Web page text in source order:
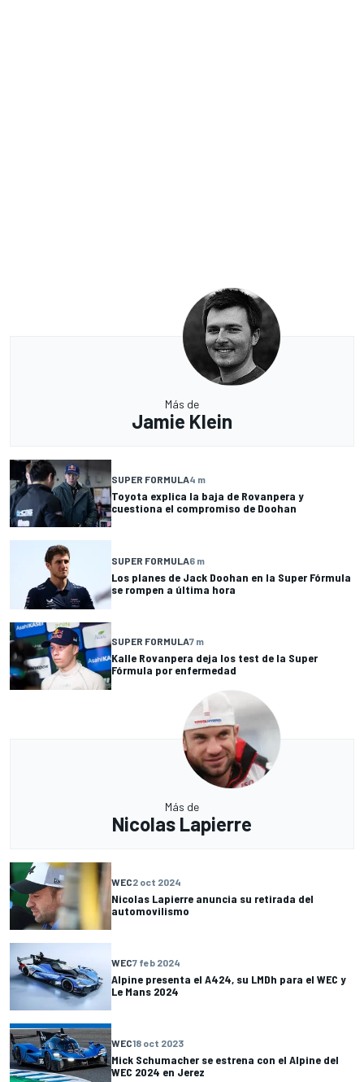
Más de
Jamie Klein
SUPER FORMULA4 m
Toyota explica la baja de Rovanpera y
cuestiona el compromiso de Doohan
SUPER FORMULA6 m
Los planes de Jack Doohan en la Super Fórmula
se rompen a última hora
SUPER FORMULA7 m
Kalle Rovanpera deja los test de la Super
Fórmula por enfermedad
Más de
Nicolas Lapierre
WEC2 oct 2024
Nicolas Lapierre anuncia su retirada del
automovilismo
WEC7 feb 2024
Alpine presenta el A424, su LMDh para el WEC y
Le Mans 2024
WEC18 oct 2023
Mick Schumacher se estrena con el Alpine del
WEC 2024 en Jerez